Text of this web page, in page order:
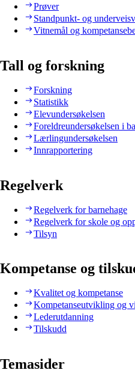
Prøver
Standpunkt- og
Vitnemål og
Tall og forskning
Forskning
Statistikk
Elevundersøkelsen
Foreldreundersøkelsen i
Lærlingundersøkelsen
Innrapportering
Regelverk
Regelverk for barnehage
Regelverk for skole og
Tilsyn
Kompetanse og
Kvalitet og kompetanse
Kompetanseutvikling og
Lederutdanning
Tilskudd
Temasider